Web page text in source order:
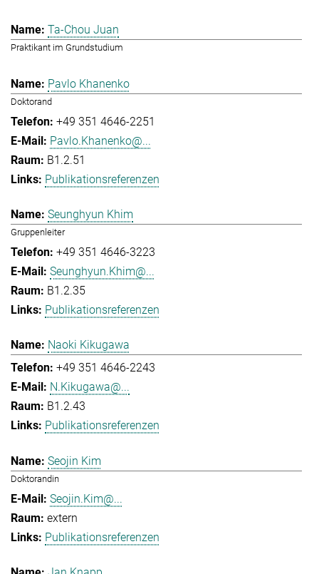
Ta-Chou Juan
Praktikant im Grundstudium
Pavlo Khanenko
Doktorand
+49 351 4646-2251
Pavlo.Khanenko@...
B1.2.51
Publikationsreferenzen
Seunghyun Khim
Gruppenleiter
+49 351 4646-3223
Seunghyun.Khim@...
B1.2.35
Publikationsreferenzen
Naoki Kikugawa
+49 351 4646-2243
N.Kikugawa@...
B1.2.43
Publikationsreferenzen
Seojin Kim
Doktorandin
Seojin.Kim@...
extern
Publikationsreferenzen